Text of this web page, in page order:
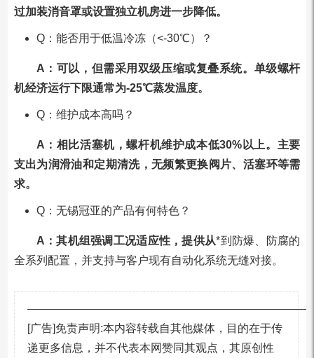
过加装消音罩或设置独立机房进一步降低。
Q：能否用于低温冷冻（<-30℃）？
A：可以，但需采用双级压缩或复叠系统。单级螺杆
机经济运行下限通常为-25℃蒸发温度。
Q：维护成本高吗？
A：相比活塞机，螺杆机维护成本低30%以上。主要
支出为润滑油和定期清洗，无频繁更换阀片、活塞环等需
求。
Q：无锡冠亚的产品有何特色？
A：其机组强调工况适应性，提供从*到防爆、防腐的
全系列配置，并支持与客户现有自动化系统无缝对接。
[广告]免责声明:本内容转载自其他媒体，目的在于传
递更多信息，并不代表本网赞同其观点，其原创性